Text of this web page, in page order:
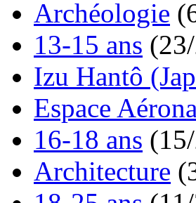
Archéologie
13-15 ans
Izu Hantô
Espace
16-18 ans
Architecture